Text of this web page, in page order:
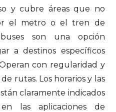
y cubre áreas que no
el metro o el tren de
son una opción
a destinos específicos
con regularidad y
rutas. Los horarios y las
claramente indicados
las aplicaciones de